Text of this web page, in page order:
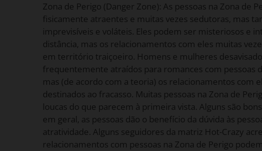
Zona de Perigo (Danger Zone): As pessoas na Zona de
fisicamente atraentes e muitas vezes sedutoras, mas
imprevisíveis e voláteis. Eles podem ser misteriosos e
distância, mas os relacionamentos com eles muitas
em território traiçoeiro. Homens e mulheres
frequentemente atraídos para romances com pessoas
mas (de acordo com a teoria) os relacionamentos com
destinados ao fracasso. Muitas pessoas na Zona de
loucas do que parecem à primeira vista. Alguns são
em geral, as pessoas dão o benefício da dúvida às
atratividade. Alguns seguidores da matriz Hot-Crazy
relacionamentos com pessoas na Zona de Perigo